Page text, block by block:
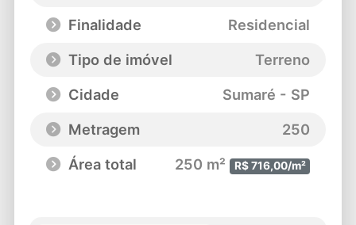
Finalidade
Residencial
Tipo de imóvel
Terreno
Cidade
Sumaré - SP
Metragem
250
Área total
250 m² R$ 716,00/m²